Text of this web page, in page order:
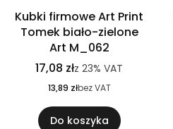
Kubki firmowe Art Print
Tomek biało-zielone
Art M_062
17,08 złz 23% VAT
13,89 złbez VAT
Do koszyka